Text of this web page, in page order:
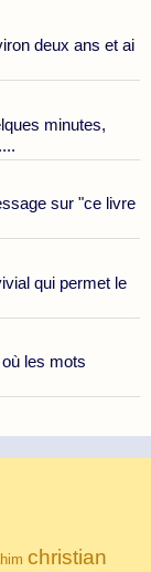
deux ans et ai
minutes,
sur "ce livre
qui permet le
les mots
christian